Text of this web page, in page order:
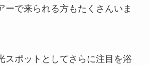
ーで来られる方もたくさんいま
スポットとしてさらに注目を浴